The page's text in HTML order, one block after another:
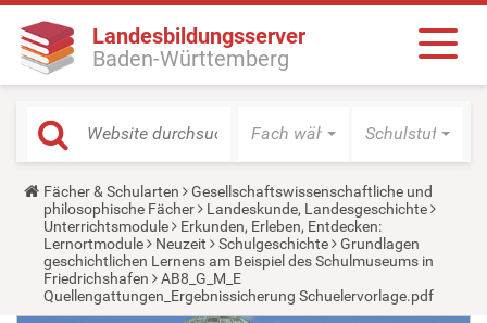
Landesbildungsserver
Baden-Württemberg
Fach wählen Schulstufe
Y
o
u
a
r
e
h
e
Fächer & Schularten
Gesellschaftswissenschaftliche und
philosophische Fächer
Landeskunde, Landesgeschichte
Unterrichtsmodule
Erkunden, Erleben, Entdecken:
Lernortmodule
Neuzeit Schulgeschichte
Grundlagen
geschichtlichen Lernens am Beispiel des Schulmuseums in
Friedrichshafen
AB8_G_M_E
Quellengattungen_Ergebnissicherung Schuelervorlage.pdf